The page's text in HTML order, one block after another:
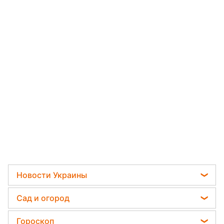
Новости Украины
Мобилизация
Политика
Сад и огород
Садовод назвал самое эффективное средство
Гороскоп